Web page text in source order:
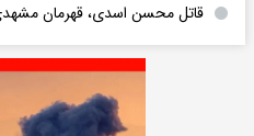
قاتل محسن اسدی، قهرمان